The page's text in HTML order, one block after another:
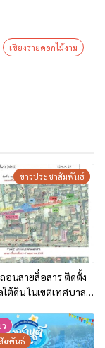
เชียงรายดอกไม้งาม
ข่าวประชาสัมพันธ์
อนสายสื่อสาร ติดตั้ง
ต้ดิน ในเขตเทศบาล
มพันธ์